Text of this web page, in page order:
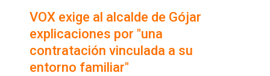
VOX exige al alcalde de Gójar
explicaciones por "una
contratación vinculada a su
entorno familiar"